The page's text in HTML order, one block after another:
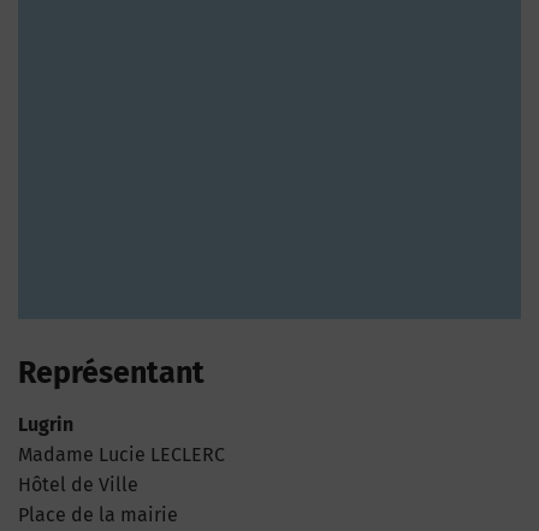
Représentant
Lugrin
Madame Lucie LECLERC
Hôtel de Ville
Place de la mairie